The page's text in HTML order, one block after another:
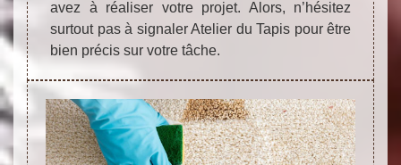
avez à réaliser votre projet. Alors, n’hésitez
surtout pas à signaler Atelier du Tapis pour être
bien précis sur votre tâche.